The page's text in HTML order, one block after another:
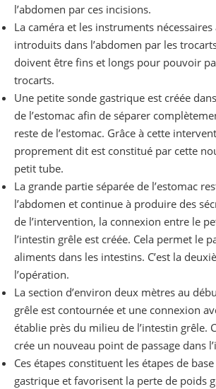
l’abdomen par ces incisions.
La caméra et les instruments
introduits dans l’abdomen par les
doivent être fins et longs pour pouvoir
trocarts.
Une petite sonde gastrique est créée
de l’estomac afin de séparer
reste de l’estomac. Grâce à cette
proprement dit est constitué par cette
petit tube.
La grande partie séparée de l’estomac
l’abdomen et continue à produire des
de l’intervention, la connexion entre le
l’intestin grêle est créée. Cela permet le
aliments dans les intestins. C’est la
l’opération.
La section d’environ deux mètres au
grêle est contournée et une connexion
établie près du milieu de l’intestin grêle.
crée un nouveau point de passage dans
Ces étapes constituent les étapes de
gastrique et favorisent la perte de poids